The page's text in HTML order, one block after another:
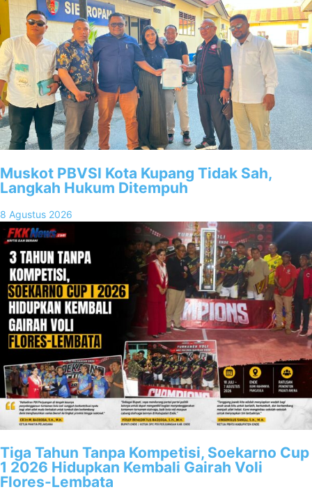
Muskot PBVSI Kota Kupang Tidak Sah,
Langkah Hukum Ditempuh
8 Agustus 2026
Tiga Tahun Tanpa Kompetisi, Soekarno Cup
1 2026 Hidupkan Kembali Gairah Voli
Flores-Lembata